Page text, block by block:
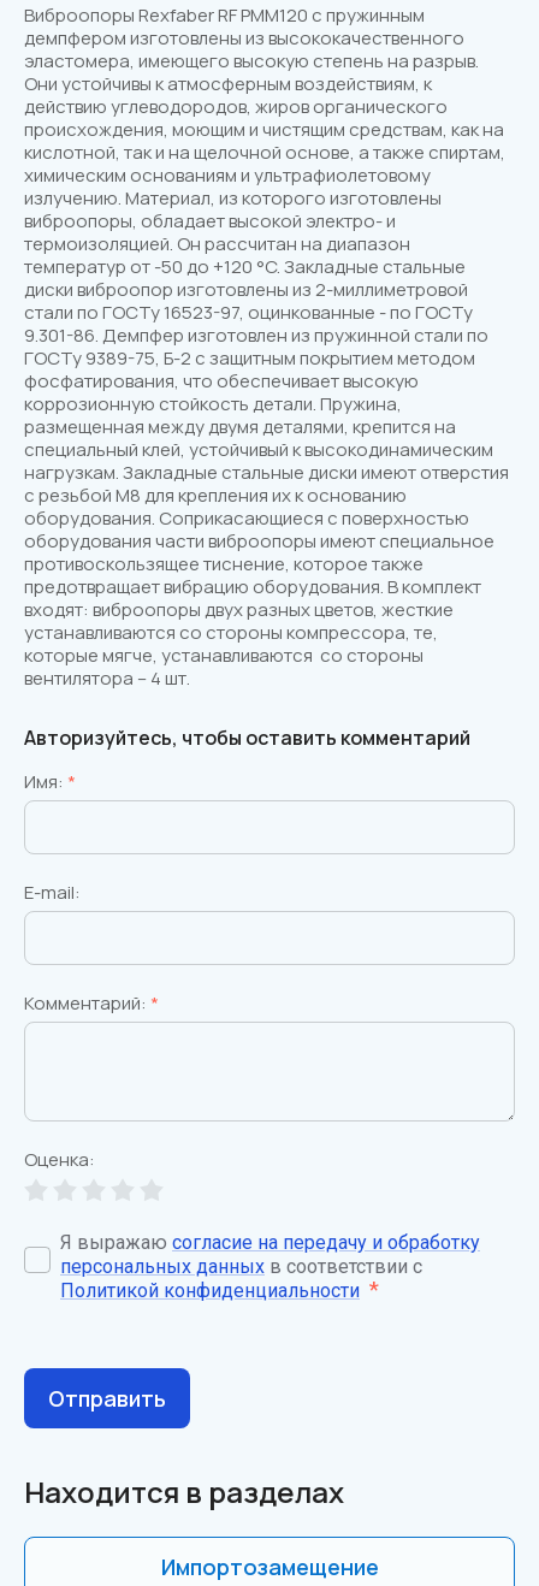
Виброопоры Rexfaber RF PMM120 с пружинным
демпфером изготовлены из высококачественного
эластомера, имеющего высокую степень на разрыв.
Они устойчивы к атмосферным воздействиям, к
действию углеводородов, жиров органического
происхождения, моющим и чистящим средствам, как на
кислотной, так и на щелочной основе, а также спиртам,
химическим основаниям и ультрафиолетовому
излучению. Материал, из которого изготовлены
виброопоры, обладает высокой электро- и
термоизоляцией. Он рассчитан на диапазон
температур от -50 до +120 °C. Закладные стальные
диски виброопор изготовлены из 2-миллиметровой
стали по ГОСТу 16523-97, оцинкованные - по ГОСТу
9.301-86. Демпфер изготовлен из пружинной стали по
ГОСТу 9389-75, Б-2 с защитным покрытием методом
фосфатирования, что обеспечивает высокую
коррозионную стойкость детали. Пружина,
размещенная между двумя деталями, крепится на
специальный клей, устойчивый к высокодинамическим
нагрузкам. Закладные стальные диски имеют отверстия
с резьбой М8 для крепления их к основанию
оборудования. Соприкасающиеся с поверхностью
оборудования части виброопоры имеют специальное
противоскользящее тиснение, которое также
предотвращает вибрацию оборудования. В комплект
входят: виброопоры двух разных цветов, жесткие
устанавливаются со стороны компрессора, те,
которые мягче, устанавливаются со стороны
вентилятора – 4 шт.
Авторизуйтесь, чтобы оставить комментарий
Имя: *
E-mail:
Комментарий: *
Оценка:
Я выражаю согласие на передачу и обработку
персональных данных в соответствии с
Политикой конфиденциальности *
Отправить
Находится в разделах
Импортозамещение